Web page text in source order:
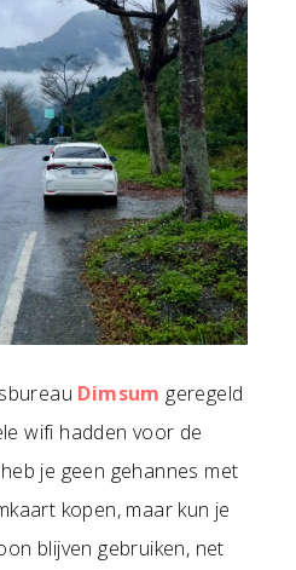
Dimsum geregeld
wifi hadden voor de
je geen gehannes met
kopen, maar kun je
blijven gebruiken, net